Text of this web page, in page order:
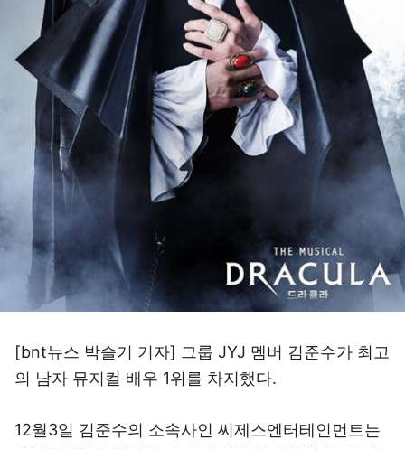
[bnt뉴스 박슬기 기자] 그룹 JYJ 멤버 김준수가 최고
의 남자 뮤지컬 배우 1위를 차지했다.
12월3일 김준수의 소속사인 씨제스엔터테인먼트는